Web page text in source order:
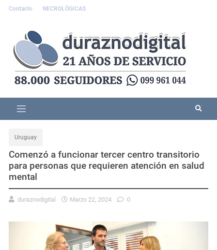
Contacto NECROLÓGICAS
Uruguay
Comenzó a funcionar tercer centro transitorio
para personas que requieren atención en salud
mental
duraznodigital Marzo 22, 2024 0